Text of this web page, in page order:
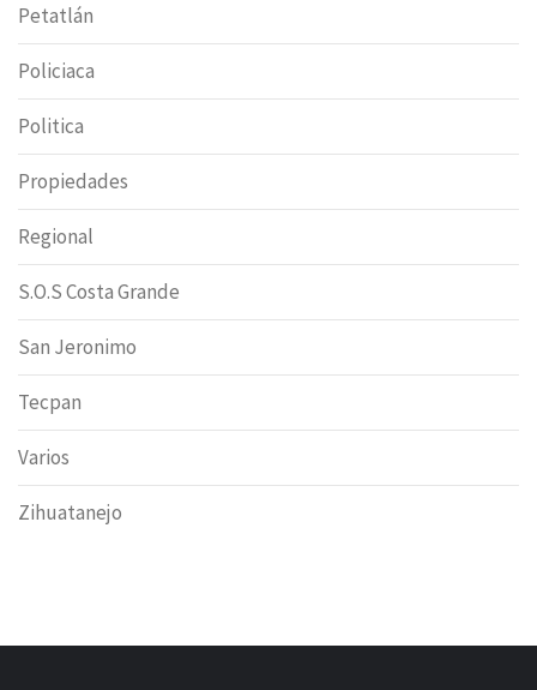
Petatlán
Policiaca
Politica
Propiedades
Regional
S.O.S Costa Grande
San Jeronimo
Tecpan
Varios
Zihuatanejo